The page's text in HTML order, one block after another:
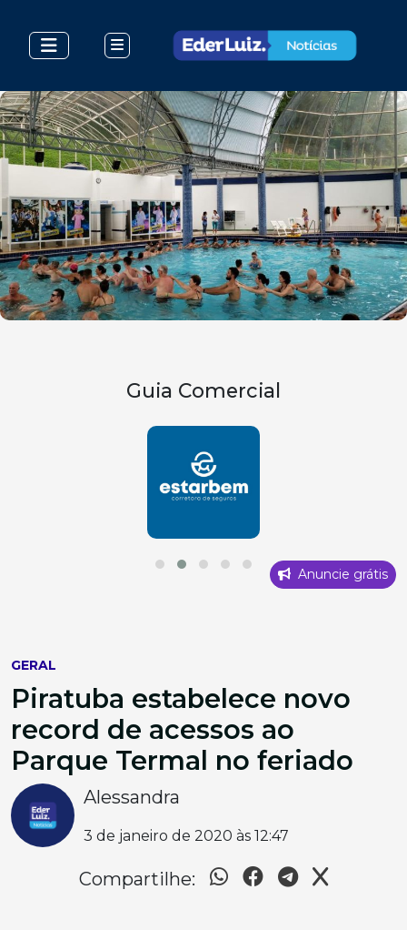
Guia Comercial
Anuncie grátis
GERAL
Piratuba estabelece novo
record de acessos ao
Parque Termal no feriado
Alessandra
3 de janeiro de 2020 às 12:47
Compartilhe: